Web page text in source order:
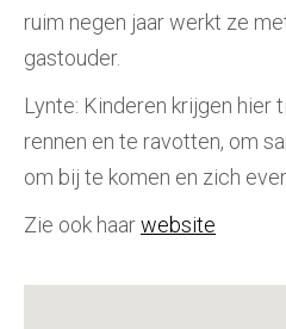
ruim negen jaar werkt ze
gastouder.
Lynte: Kinderen krijgen hier
rennen en te ravotten, om
om bij te komen en zich
Zie ook haarwebsite